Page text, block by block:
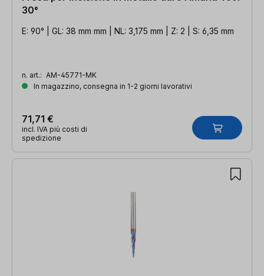
30°
E: 90° | GL: 38 mm mm | NL: 3,175 mm | Z: 2 | S: 6,35 mm
n. art.: AM-45771-MK
In magazzino, consegna in 1-2 giorni lavorativi
71,71 €
incl. IVA più costi di
spedizione